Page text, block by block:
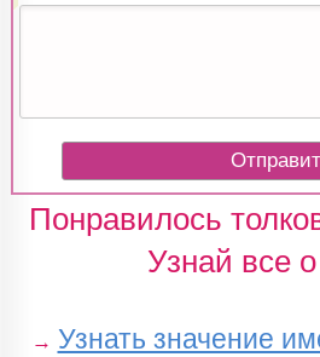
Понравилось
Узнай все
→ Узнать значение